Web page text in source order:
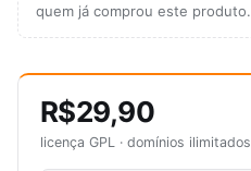
quem já comprou este produto.
R$29,90
licença GPL · domínios ilimitados